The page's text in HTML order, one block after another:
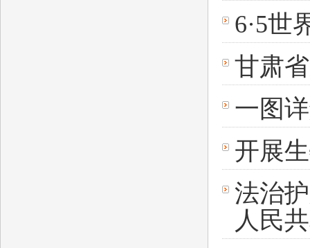
6·5世
甘肃
一图
开展
法治
人民